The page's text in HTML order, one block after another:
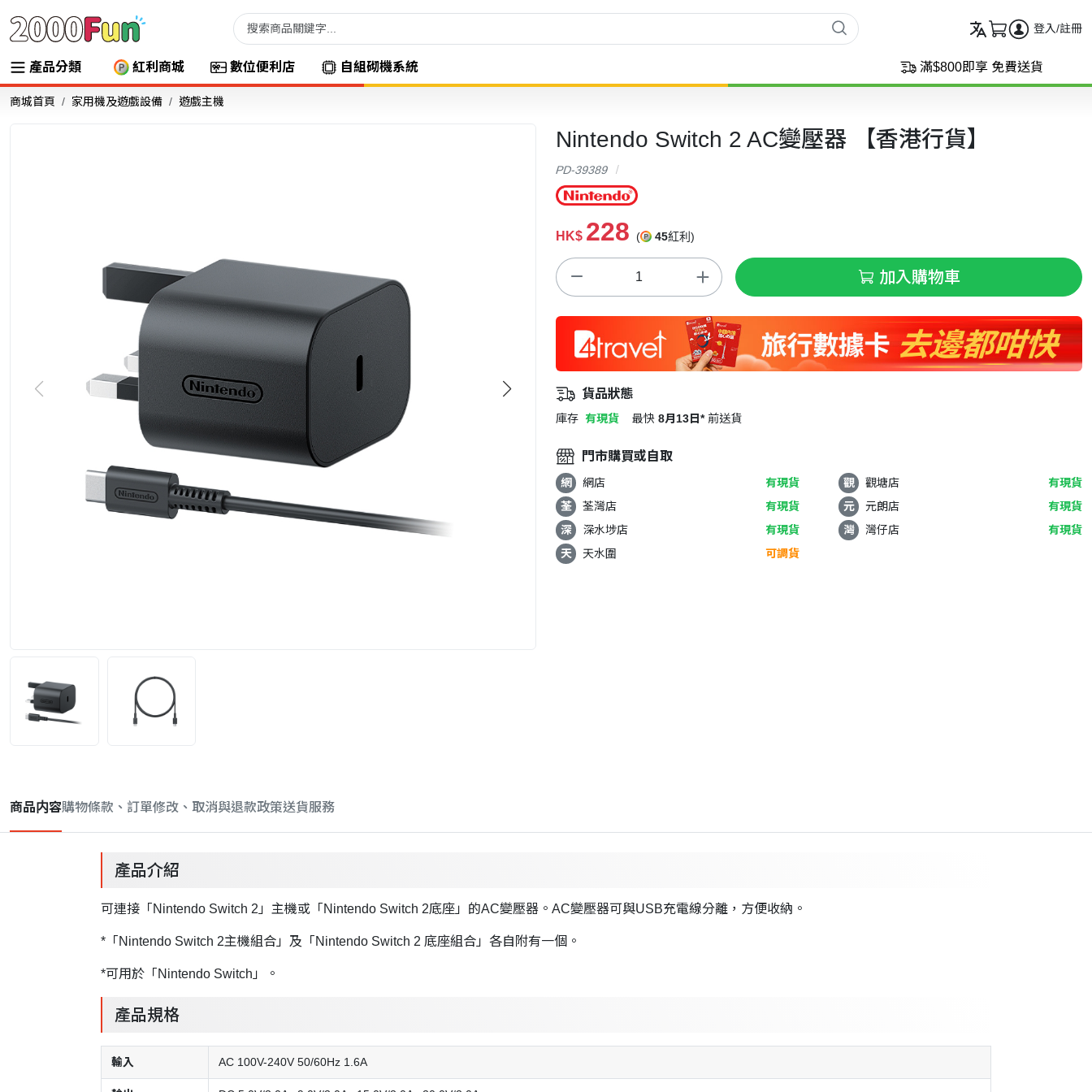
登入/註冊
產品分類 紅利商城 數位便利店 自組砌機系統 滿$800即享 免費送貨
商城首頁 家用機及遊戲設備 遊戲主機
Nintendo Switch 2 AC變壓器 【香港行貨】
PD-39389
HK$ 228 ( 45紅利)
加入購物車
貨品狀態
庫存 有現貨 最快 8月13日* 前送貨
門市購買或自取
網 網店 有現貨 觀 觀塘店
有現貨
荃
荃灣店 有現貨 元 元朗店
有現貨
深
深水埗店 有現貨 灣 灣仔店
有現貨
天
天水圍 可調貨
商品内容購物條款、訂單修改、取消與退款政策送貨服務
產品介紹
可連接「Nintendo Switch 2」主機或「Nintendo Switch 2底座」的AC變壓器。AC變壓器可與USB充電線分離，方便收納。
*「Nintendo Switch 2主機組合」及「Nintendo Switch 2 底座組合」各自附有一個。
*可用於「Nintendo Switch」。
產品規格
輸入 AC 100V-240V 50/60Hz 1.6A